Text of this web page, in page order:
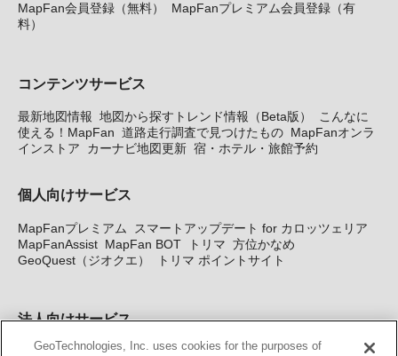
MapFan会員登録（無料）
MapFanプレミアム会員登録（有
料）
コンテンツサービス
最新地図情報 地図から探すトレンド情報（Beta版）
こんなに
使える！MapFan 道路走行調査で見つけたもの MapFanオンラ
インストア
カーナビ地図更新 宿・ホテル・旅館予約
個人向けサービス
MapFanプレミアム
スマートアップデート for カロッツェリア
MapFanAssist MapFan BOT トリマ 方位かなめ
GeoQuest（ジオクエ）
トリマ ポイントサイト
法人向けサービス
法人向け地図・位置情報サービス WEBサイト・システム向け地
GeoTechnologies, Inc. uses cookies for the purposes of